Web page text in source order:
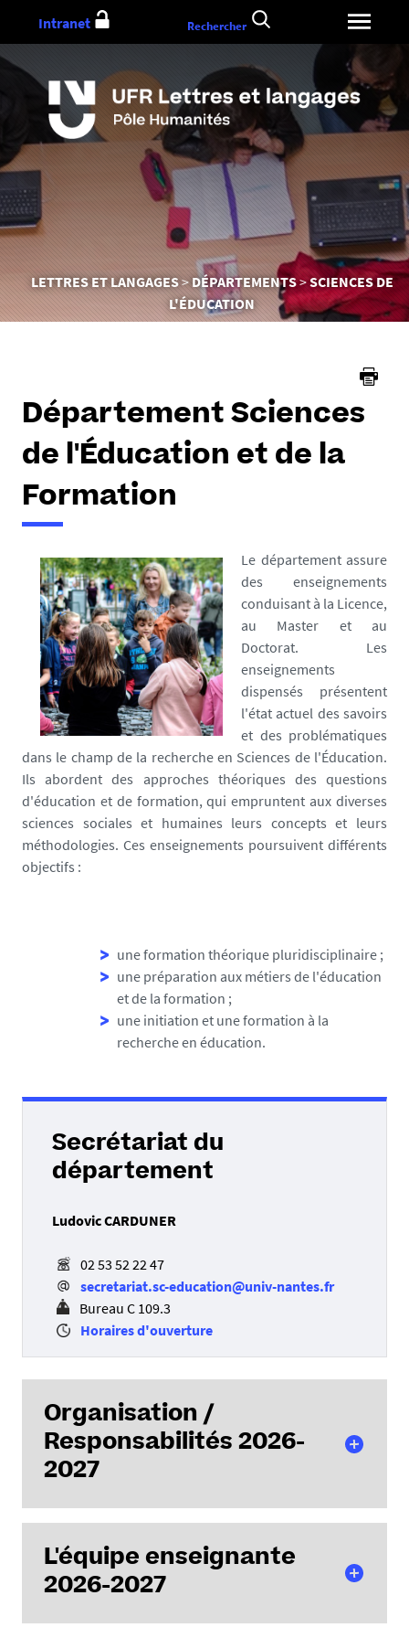
au
Vous
êtes
ici :
LETTRES ET LANGAGES DÉPARTEMENTS
SCIENCES DE
L'ÉDUCATION
Intranet Rechercher
Département Sciences
de l'Éducation et de la
Formation
Le département assure
des enseignements
conduisant à la Licence,
au Master et au
Doctorat. Les
enseignements
dispensés présentent
l'état actuel des savoirs
et des problématiques
dans le champ de la recherche en Sciences de l'Éducation.
Ils abordent des approches théoriques des questions
d'éducation et de formation, qui empruntent aux diverses
sciences sociales et humaines leurs concepts et leurs
méthodologies. Ces enseignements poursuivent différents
objectifs :
une formation théorique pluridisciplinaire ;
une préparation aux métiers de l'éducation
et de la formation ;
une initiation et une formation à la
recherche en éducation.
Secrétariat du
département
Ludovic CARDUNER
02 53 52 22 47
secretariat.sc-education@univ-nantes.fr
Bureau C 109.3
Horaires d'ouverture
Organisation /
Responsabilités 2026-
2027
Directrice du département
Ines ALBANDEA
Responsable L1
L'équipe enseignante
2026-2027